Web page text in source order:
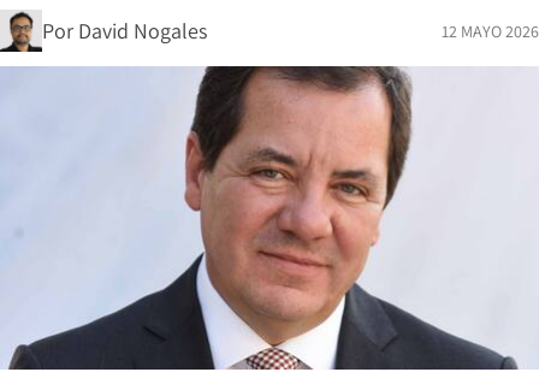
Por David Nogales 12 MAYO 2026